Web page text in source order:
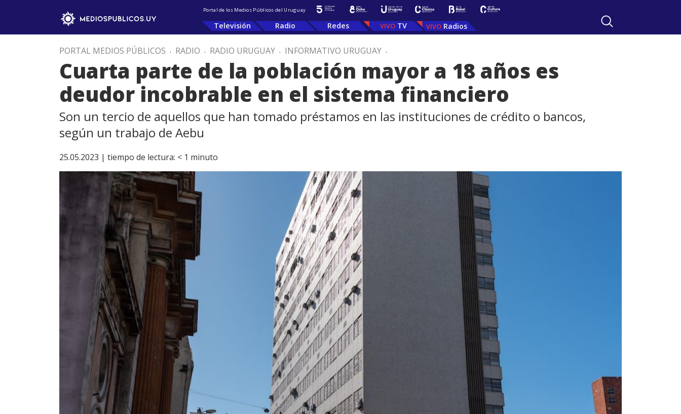
Portal de los Medios Públicos del Uruguay
Televisión Radio Redes TV Radios
PORTAL MEDIOS PÚBLICOS . RADIO . RADIO URUGUAY . INFORMATIVO URUGUAY .
Cuarta parte de la población mayor a 18 años es
deudor incobrable en el sistema financiero
Son un tercio de aquellos que han tomado préstamos en las instituciones de crédito o bancos,
según un trabajo de Aebu
25.05.2023 | tiempo de lectura: < 1 minuto